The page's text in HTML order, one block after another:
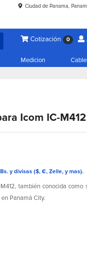
Ciudad de Panama,
Cotización 0
Medicion
Icom IC-M412
y divisas ($, €, Zelle, y mas).
también conocida como
Panamá City.